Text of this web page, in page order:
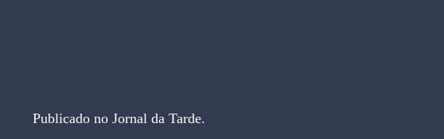
Publicado no Jornal da Tarde.